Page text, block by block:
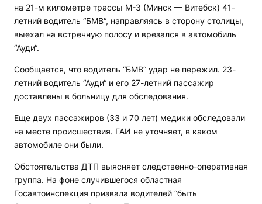
на 21-м километре трассы М-3 (Минск — Витебск) 41-
летний водитель “БМВ“, направляясь в сторону столицы,
выехал на встречную полосу и врезался в автомобиль
“Ауди“.
Сообщается, что водитель “БМВ“ удар не пережил. 23-
летний водитель “Ауди“ и его 27-летний пассажир
доставлены в больницу для обследования.
Еще двух пассажиров (33 и 70 лет) медики обследовали
на месте происшествия. ГАИ не уточняет, в каком
автомобиле они были.
Обстоятельства ДТП выясняет следственно-оперативная
группа. На фоне случившегося областная
Госавтоинспекция призвала водителей “быть